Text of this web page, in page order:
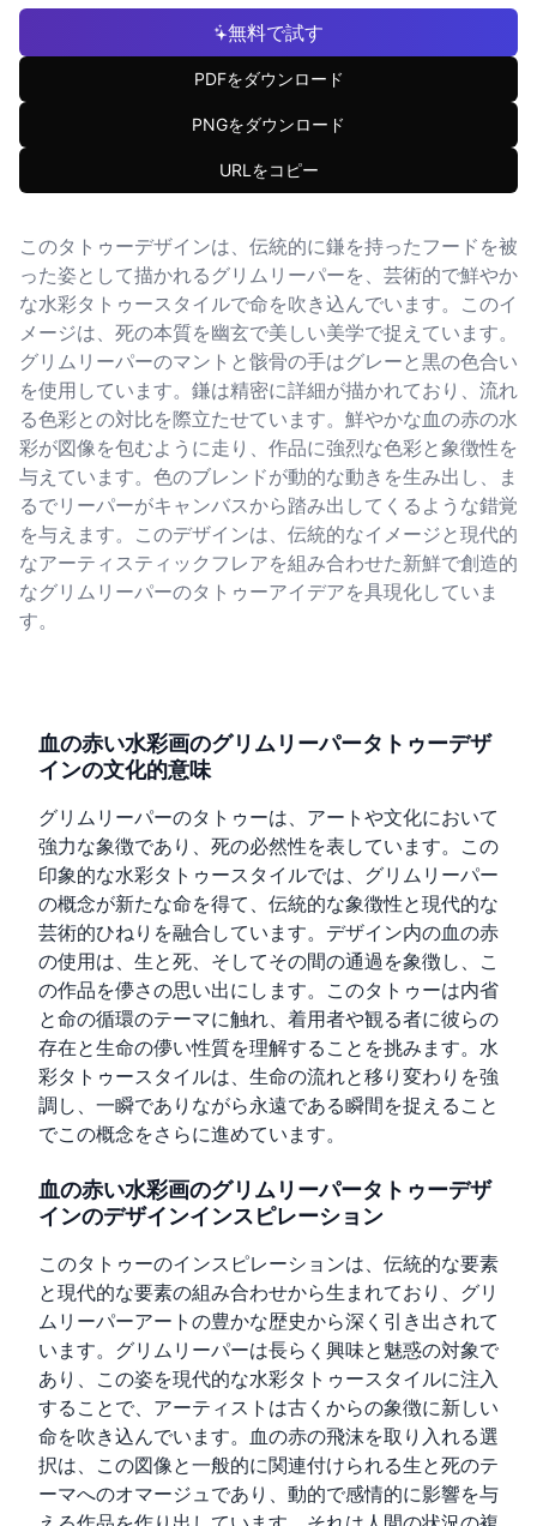
無料で試す
PDFをダウンロード
PNGをダウンロード
URLをコピー
このタトゥーデザインは、伝統的に鎌を持ったフードを被
った姿として描かれるグリムリーパーを、芸術的で鮮やか
な水彩タトゥースタイルで命を吹き込んでいます。このイ
メージは、死の本質を幽玄で美しい美学で捉えています。
グリムリーパーのマントと骸骨の手はグレーと黒の色合い
を使用しています。鎌は精密に詳細が描かれており、流れ
る色彩との対比を際立たせています。鮮やかな血の赤の水
彩が図像を包むように走り、作品に強烈な色彩と象徴性を
与えています。色のブレンドが動的な動きを生み出し、ま
るでリーパーがキャンバスから踏み出してくるような錯覚
を与えます。このデザインは、伝統的なイメージと現代的
なアーティスティックフレアを組み合わせた新鮮で創造的
なグリムリーパーのタトゥーアイデアを具現化していま
す。
血の赤い水彩画のグリムリーパータトゥーデザ
インの文化的意味
グリムリーパーのタトゥーは、アートや文化において
強力な象徴であり、死の必然性を表しています。この
印象的な水彩タトゥースタイルでは、グリムリーパー
の概念が新たな命を得て、伝統的な象徴性と現代的な
芸術的ひねりを融合しています。デザイン内の血の赤
の使用は、生と死、そしてその間の通過を象徴し、こ
の作品を儚さの思い出にします。このタトゥーは内省
と命の循環のテーマに触れ、着用者や観る者に彼らの
存在と生命の儚い性質を理解することを挑みます。水
彩タトゥースタイルは、生命の流れと移り変わりを強
調し、一瞬でありながら永遠である瞬間を捉えること
でこの概念をさらに進めています。
血の赤い水彩画のグリムリーパータトゥーデザ
インのデザインインスピレーション
このタトゥーのインスピレーションは、伝統的な要素
と現代的な要素の組み合わせから生まれており、グリ
ムリーパーアートの豊かな歴史から深く引き出されて
います。グリムリーパーは長らく興味と魅惑の対象で
あり、この姿を現代的な水彩タトゥースタイルに注入
することで、アーティストは古くからの象徴に新しい
命を吹き込んでいます。血の赤の飛沫を取り入れる選
択は、この図像と一般的に関連付けられる生と死のテ
ーマへのオマージュであり、動的で感情的に影響を与